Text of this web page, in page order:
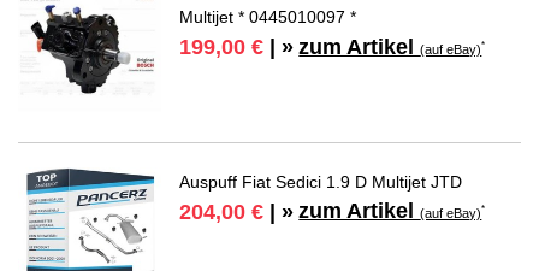
Multijet * 0445010097 *
199,00 € | » zum Artikel(auf eBay)*
Auspuff Fiat Sedici 1.9 D Multijet JTD
204,00 € | » zum Artikel(auf eBay)*